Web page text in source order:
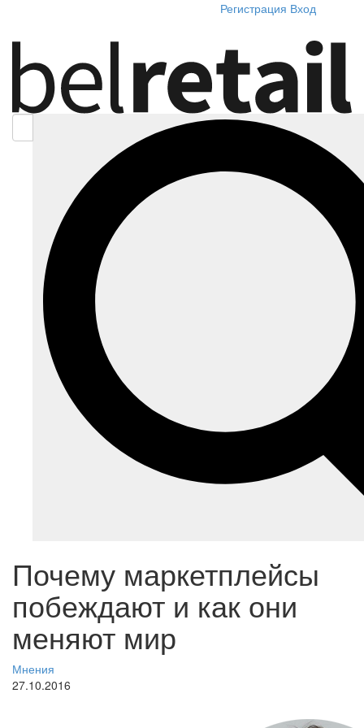
Регистрация Вход
Почему маркетплейсы
побеждают и как они
меняют мир
Мнения
27.10.2016